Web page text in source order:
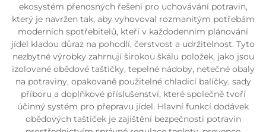
ekosystém přenosných řešení pro uchovávání potravin,
který je navržen tak, aby vyhovoval rozmanitým potřebám
moderních spotřebitelů, kteří v každodenním plánování
jídel kladou důraz na pohodlí, čerstvost a udržitelnost. Tyto
nezbytné výrobky zahrnují širokou škálu položek, jako jsou
izolované obědové taštičky, tepelné nádoby, netečné obaly
na potraviny, opakovaně použitelné chladicí balíčky, sady
příboru a doplňkové příslušenství, které společně tvoří
účinný systém pro přepravu jídel. Hlavní funkcí dodávek
obědových taštiček je zajištění bezpečnosti potravin